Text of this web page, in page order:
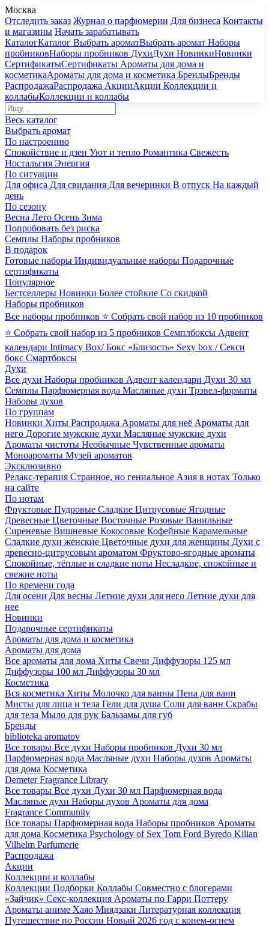
Москва
Отследить заказ Журнал о парфюмерии Для бизнеса Контакты
и магазины Начать зарабатывать
КаталогКаталог Выбрать ароматВыбрать аромат Наборы
пробниковНаборы пробников ДухиДухи НовинкиНовинки
СертификатыСертификаты Ароматы для дома и
косметикаАроматы для дома и косметика БрендыБренды
РаспродажаРаспродажа АкцииАкции Коллекции и
коллабыКоллекции и коллабы
Весь каталог
Выбрать аромат
По настроению
Спокойствие и дзен Уют и тепло Романтика Свежесть
Ностальгия Энергия
По ситуации
Для офиса Для свидания Для вечеринки В отпуск На каждый
день
По сезону
Весна Лето Осень Зима
Попробовать без риска
Семплы Наборы пробников
В подарок
Готовые наборы Индивидуальные наборы Подарочные
сертификаты
Популярное
Бестселлеры Новинки Более стойкие Со скидкой
Наборы пробников
Все наборы пробников ⭐ Собрать свой набор из 10 пробников
⭐ Собрать свой набор из 5 пробников Семплбоксы Адвент
календари Intimacy Box/ Бокс «Близость» Sexy box / Секси
бокс Смартбоксы
Духи
Все духи Наборы пробников Адвент календари Духи 30 мл
Семплы Парфюмерная вода Масляные духи Трэвел-форматы
Наборы духов
По группам
Новинки Хиты Распродажа Ароматы для неё Ароматы для
него Дорогие мужские духи Масляные мужские духи
Ароматы чистоты Необычные Чувственные ароматы
Моноароматы Музей ароматов
Эксклюзивно
Релакс-терапия Странное, но гениальное Азия в нотах Только
на сайте
По нотам
Фруктовые Пудровые Сладкие Цитрусовые Ягодные
Древесные Цветочные Восточные Розовые Ванильные
Сиреневые Вишневые Кокосовые Кофейные Карамельные
Сладкие духи женские Цветочные духи для женщины Духи с
древесно-цитрусовым ароматом Фруктово-ягодные ароматы
Спокойные, тёплые и сладкие ноты Несладкие, спокойные и
свежие ноты
По времени года
Для осени Для весны Летние духи для него Летние духи для
нее
Новинки
Подарочные сертификаты
Ароматы для дома и косметика
Ароматы для дома
Все ароматы для дома Хиты Свечи Диффузоры 125 мл
Диффузоры 100 мл Диффузоры 30 мл
Косметика
Вся косметика Хиты Молочко для ванны Пена для ванн
Мисты для лица и тела Гели для душа Соли для ванн Скрабы
для тела Мыло для рук Бальзамы для губ
Бренды
biblioteka aromatov
Все товары Все духи Наборы пробников Духи 30 мл
Парфюмерная вода Масляные духи Наборы духов Ароматы
для дома Косметика
Demeter Fragrance Library
Все товары Все духи Духи 30 мл Парфюмерная вода
Масляные духи Наборы духов Ароматы для дома
Fragrance Community
Все товары Парфюмерная вода Наборы пробников Ароматы
для дома Косметика Psychology of Sex Tom Ford Byredo Kilian
Vilhelm Parfumerie
Распродажа
Акции
Коллекции и коллабы
Коллекции Подборки Коллабы Совместно с блогерами
«Зайчик» Секс-коллекция Ароматы по Гарри Поттеру
Ароматы аниме Хаяо Миядзаки Литературная коллекция
Путешествие по России Новый 2026 год с конем-огнем